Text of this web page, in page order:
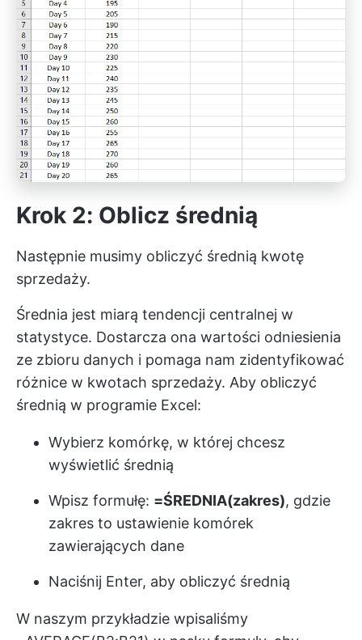
Krok 2: Oblicz średnią
Następnie musimy obliczyć średnią kwotę
sprzedaży.
Średnia jest miarą tendencji centralnej w
statystyce. Dostarcza ona wartości odniesienia
ze zbioru danych i pomaga nam zidentyfikować
różnice w kwotach sprzedaży. Aby obliczyć
średnią w programie Excel:
Wybierz komórkę, w której chcesz
wyświetlić średnią
Wpisz formułę: =ŚREDNIA(zakres), gdzie
zakres to ustawienie komórek
zawierających dane
Naciśnij Enter, aby obliczyć średnią
W naszym przykładzie wpisaliśmy